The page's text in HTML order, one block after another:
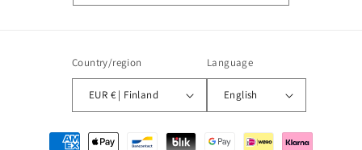
Country/region
EUR € | Finland
Language
English
Payment